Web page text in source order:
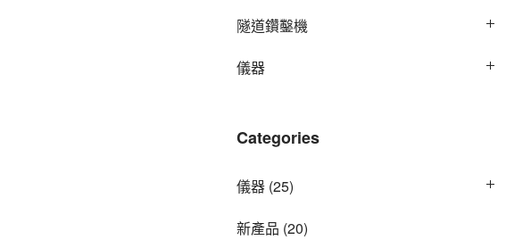
隧道鑽鑿機
儀器
Categories
儀器 (25)
新產品 (20)